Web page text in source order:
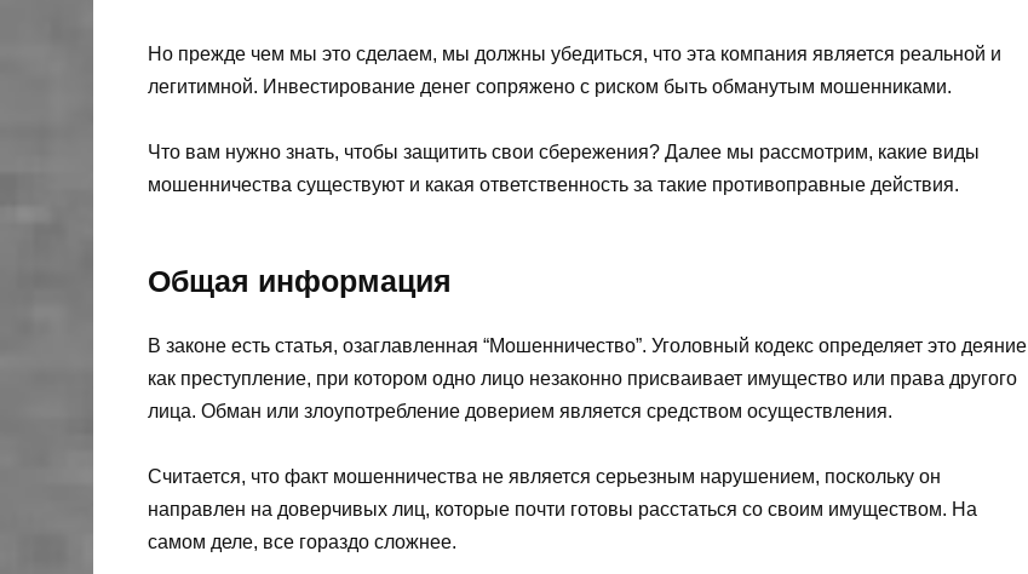
Но прежде чем мы это сделаем, мы должны убедиться, что эта компания является реальной и
легитимной. Инвестирование денег сопряжено с риском быть обманутым мошенниками.
Что вам нужно знать, чтобы защитить свои сбережения? Далее мы рассмотрим, какие виды
мошенничества существуют и какая ответственность за такие противоправные действия.
Общая информация
В законе есть статья, озаглавленная “Мошенничество”. Уголовный кодекс определяет это деяние
как преступление, при котором одно лицо незаконно присваивает имущество или права другого
лица. Обман или злоупотребление доверием является средством осуществления.
Считается, что факт мошенничества не является серьезным нарушением, поскольку он
направлен на доверчивых лиц, которые почти готовы расстаться со своим имуществом. На
самом деле, все гораздо сложнее.